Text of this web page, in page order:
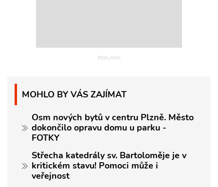
MOHLO BY VÁS ZAJÍMAT
Osm nových bytů v centru Plzně. Město
dokončilo opravu domu u parku -
FOTKY
Střecha katedrály sv. Bartoloměje je v
kritickém stavu! Pomoci může i
veřejnost